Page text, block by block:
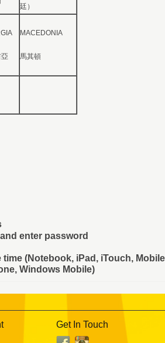
廷）
MACEDONIA
馬其頓
enter password
(Notebook, iPad, iTouch,
Windows Mobile)
Get In Touch